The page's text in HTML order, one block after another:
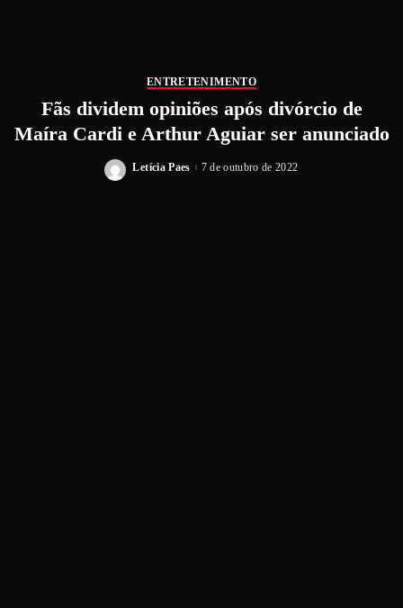
ENTRETENIMENTO
Fãs dividem opiniões após divórcio de
Maíra Cardi e Arthur Aguiar ser anunciado
Letícia Paes 7 de outubro de 2022